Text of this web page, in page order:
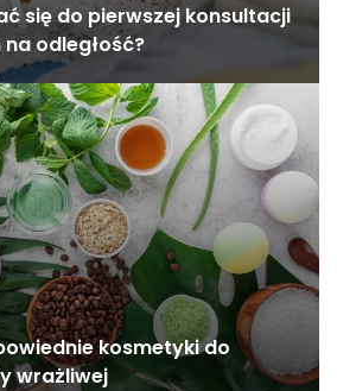
się do pierwszej konsultacji
odległość?
kosmetyki do
wrażliwej